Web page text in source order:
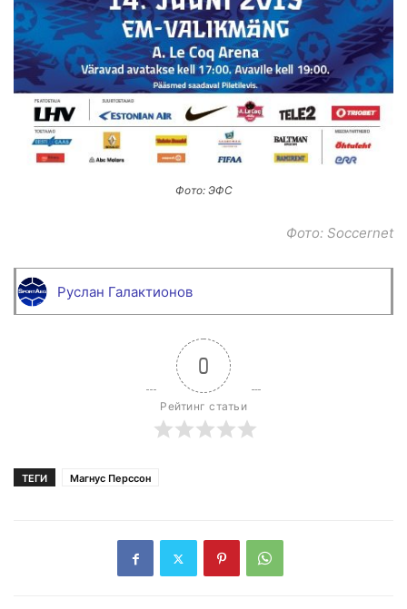
Фото: ЭФС
Фото: Soccernet
Руслан Галактионов
0
Рейтинг статьи
ТЕГИ Магнус Перссон